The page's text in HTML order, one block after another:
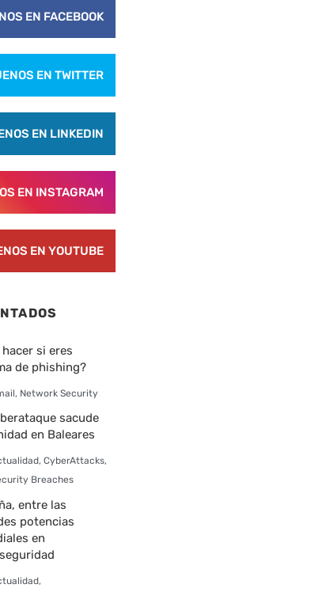
EN FACEBOOK
EN TWITTER
EN LINKEDIN
EN INSTAGRAM
EN YOUTUBE
hacer si eres
de phishing?
, Network Security
sacude
en Baleares
, CyberAttacks,
Breaches
entre las
potencias
en
,